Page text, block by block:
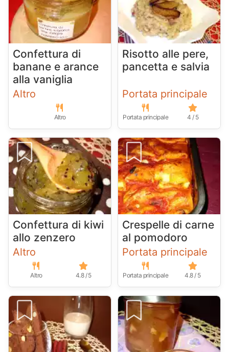
Confettura di
banane e arance
alla vaniglia
Altro
Altro
Risotto alle pere,
pancetta e salvia
Portata principale
Portata principale 4 / 5
Confettura di kiwi
allo zenzero
Altro
Altro 4.8 / 5
Crespelle di carne
al pomodoro
Portata principale
Portata principale 4.8 / 5